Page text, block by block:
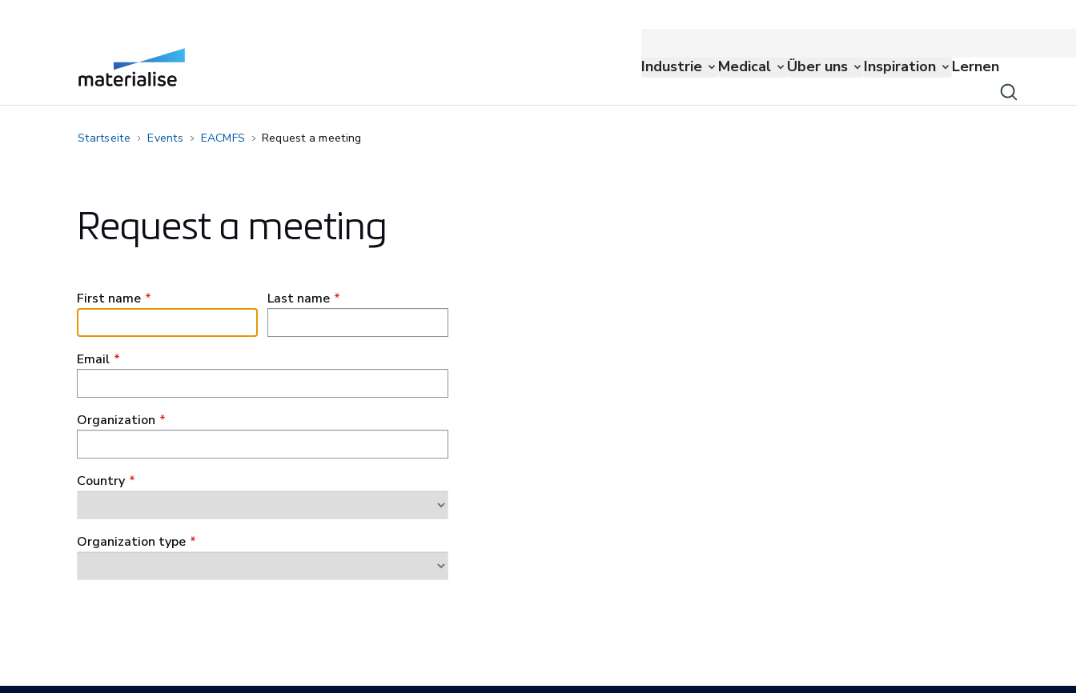
Industrie Medical Über uns Inspiration Lernen
Startseite Events EACMFS Request a meeting
Request a meeting